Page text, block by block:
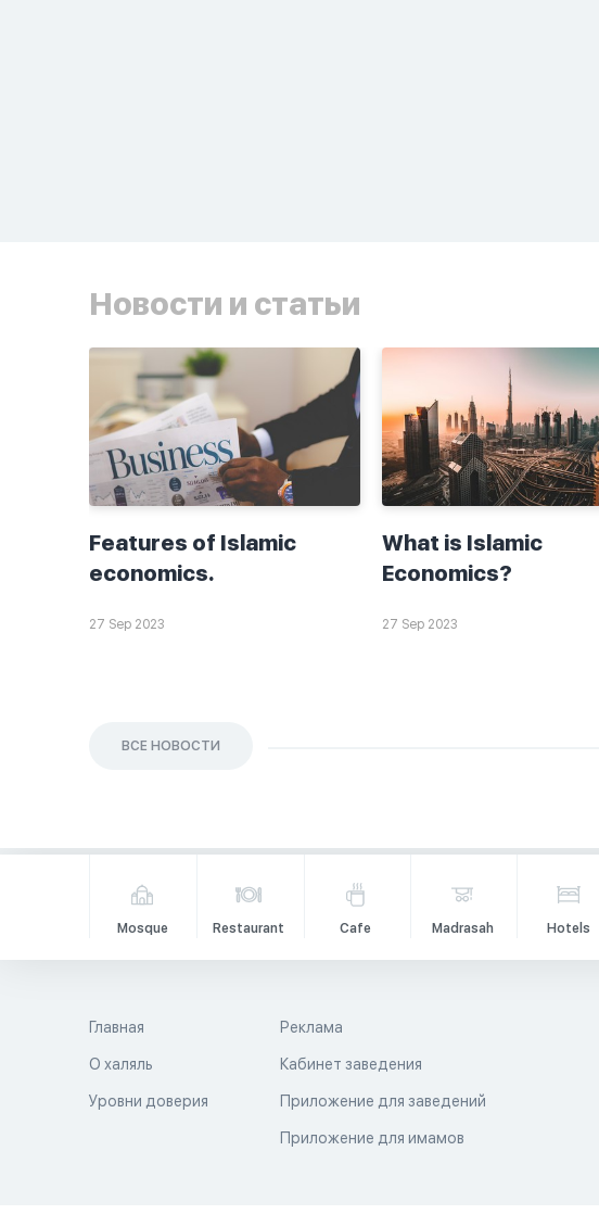
Новости и статьи
Features of Islamic
economics.
27 Sep 2023
What is Islamic
Economics?
27 Sep 2023
ВСЕ НОВОСТИ
Mosque Restaurant Cafe Madrasah Hotels
Главная
О халяль
Уровни доверия
Реклама
Кабинет заведения
Приложение для заведений
Приложение для имамов